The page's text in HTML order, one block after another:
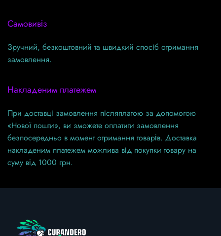
Самовивіз
Зручний, безкоштовний та швидкий спосіб отримання
замовлення.
Накладеним платежем
При доставці замовлення післяплатою за допомогою
«Нової пошти», ви зможете оплатити замовлення
безпосередньо в момент отримання товарів. Доставка
накладеним платежем можлива від покупки товару на
суму від 1000 грн.